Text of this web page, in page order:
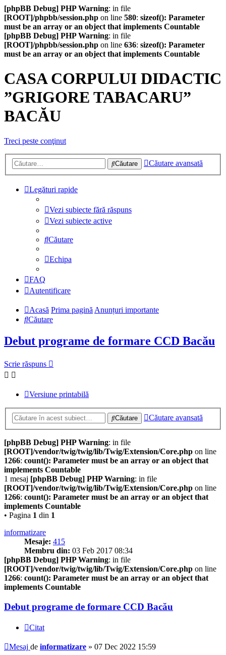
[phpBB Debug] PHP Warning: in file
[ROOT]/phpbb/session.php on line 580: sizeof(): Parameter
must be an array or an object that implements Countable
[phpBB Debug] PHP Warning: in file
[ROOT]/phpbb/session.php on line 636: sizeof(): Parameter
must be an array or an object that implements Countable
CASA CORPULUI DIDACTIC
”GRIGORE TABACARU”
BACĂU
Treci peste conţinut
Căutare Căutare avansată
Legături rapide
Vezi subiecte fără răspuns
Vezi subiecte active
Căutare
Echipa
FAQ
Autentificare
Acasă Prima paginăAnunțuri importante
Căutare
Debut programe de formare CCD Bacău
Scrie răspuns
Versiune printabilă
Căutare Căutare avansată
[phpBB Debug] PHP Warning: in file
[ROOT]/vendor/twig/twig/lib/Twig/Extension/Core.php on line
1266: count(): Parameter must be an array or an object that
implements Countable
1 mesaj [phpBB Debug] PHP Warning: in file
[ROOT]/vendor/twig/twig/lib/Twig/Extension/Core.php on line
1266: count(): Parameter must be an array or an object that
implements Countable
• Pagina 1 din 1
informatizare
Mesaje: 415
Membru din: 03 Feb 2017 08:34
[phpBB Debug] PHP Warning: in file
[ROOT]/vendor/twig/twig/lib/Twig/Extension/Core.php on line
1266: count(): Parameter must be an array or an object that
implements Countable
Debut programe de formare CCD Bacău
Citat
Mesaj de informatizare » 07 Dec 2022 15:59